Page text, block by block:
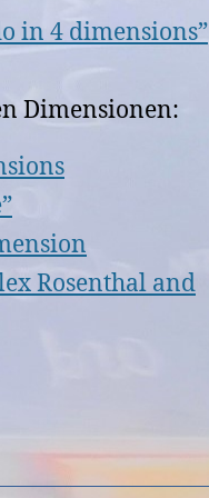
in 4 dimensions”
Dimensionen:
Rosenthal and